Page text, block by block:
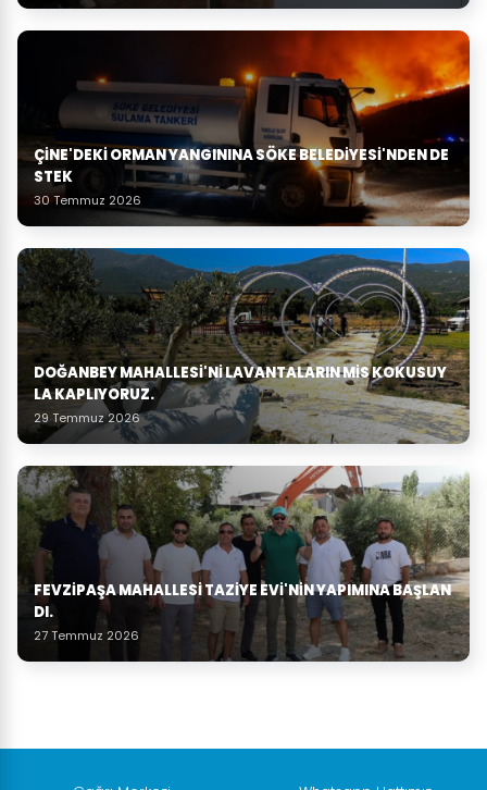
ÇINE'DEKI ORMAN YANGININA SÖKE BELEDIYESI'NDEN DE
STEK
30 Temmuz 2026
DOĞANBEY MAHALLESI'NI LAVANTALARIN MIS KOKUSUY
LA KAPLIYORUZ.
29 Temmuz 2026
FEVZIPAŞA MAHALLESI TAZIYE EVI'NIN YAPIMINA BAŞLAN
DI.
27 Temmuz 2026